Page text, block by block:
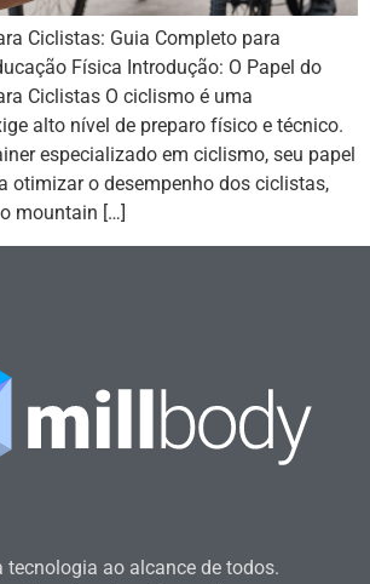
Ciclistas: Guia Completo para
Física Introdução: O Papel do
Ciclistas O ciclismo é uma
alto nível de preparo físico e técnico.
especializado em ciclismo, seu papel
otimizar o desempenho dos ciclistas,
mountain […]
tecnologia ao alcance de todos.